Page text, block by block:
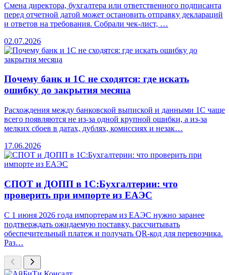
Смена директора, бухгалтера или ответственного подписанта
перед отчетной датой может остановить отправку деклараций
и ответов на требования. Собрали чек-лист, …
02.07.2026
Почему банк и 1С не сходятся: где искать
ошибку до закрытия месяца
Расхождения между банковской выпиской и данными 1С чаще
всего появляются не из-за одной крупной ошибки, а из-за
мелких сбоев в датах, дублях, комиссиях и незак…
17.06.2026
СПОТ и ДОПП в 1С:Бухгалтерии: что
проверить при импорте из ЕАЭС
С 1 июня 2026 года импортерам из ЕАЭС нужно заранее
подтверждать ожидаемую поставку, рассчитывать
обеспечительный платеж и получать QR-код для перевозчика.
Раз…